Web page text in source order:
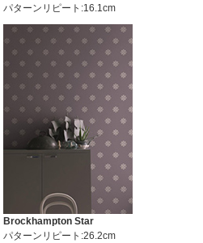
パターンリピート:16.1cm
Brockhampton Star
パターンリピート:26.2cm